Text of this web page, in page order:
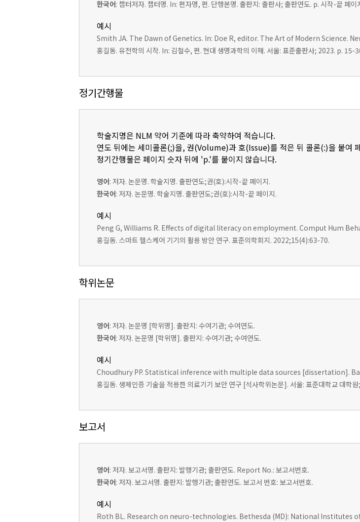
한국어: 챕터저자. 챕터명. In: 편자명, 편. 단행본명. 출판지: 출판사; 출판연도. p. 시작-끝 페이
예시
Smith JA. The Dawn of Genetics. In: Doe R, editor. The Art of Modern Science.
홍길동. 유전학의 시작. In: 김철수, 편. 현대 생명과학의 이해. 서울: 표준출판사; 2023. p. 15-
정기간행물
학술지명은 NLM 약어 기준에 따라 축약하여 적습니다.
연도 뒤에는 세미콜론(;)을, 권(Volume)과 호(Issue)를 적은 뒤 콜론(:)을 붙여
정기간행물은 페이지 숫자 뒤에 'p.'를 붙이지 않습니다.
영어: 저자. 논문명. 학술지명. 출판연도;권(호):시작-끝 페이지.
한국어: 저자. 논문명. 학술지명. 출판연도;권(호):시작-끝 페이지.
예시
Peng G, Williams R. Effects of digital literacy on employment. Comput Hum
홍길동. 스마트 헬스케어 기기의 활용 방안 연구. 표준의학회지. 2022;15(4):63-70.
학위논문
영어: 저자. 논문명 [학위명]. 출판지: 수여기관; 수여연도.
한국어: 저자. 논문명 [학위명]. 출판지: 수여기관; 수여연도.
예시
Choudhury PP. Statistical inference with multiple data sources [dissertation].
홍길동. 생체인증 기술을 적용한 의료기기 보안 연구 [석사학위논문]. 서울: 표준대학교 대학
보고서
영어: 저자. 보고서명. 출판지: 발행기관; 출판연도. Report No.: 보고서번호.
한국어: 저자. 보고서명. 출판지: 발행기관; 출판연도. 보고서 번호: 보고서번호.
예시
Roth BL. Research on neuro-technologies. Bethesda (MD): National Institutes